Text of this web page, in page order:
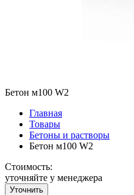
Бетон м100 W2
Главная
Товары
Бетоны и растворы
Бетон м100 W2
Стоимость:
уточняйте у менеджера
Уточнить